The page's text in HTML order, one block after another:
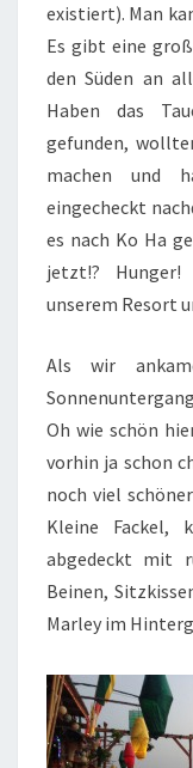
existiert). Man
Es gibt eine
den Süden an
Haben das
gefunden,
machen und
eingecheckt
es nach Ko Ha
jetzt!?
unserem Resort
Als wir
Oh wie schön
vorhin ja schon
noch viel
Kleine Fackel,
abgedeckt mit
Beinen,
Marley im